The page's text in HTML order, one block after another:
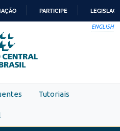
PARA
O
CONTEÚDO
PARTICIPE
ENGLISH
Tutoriais